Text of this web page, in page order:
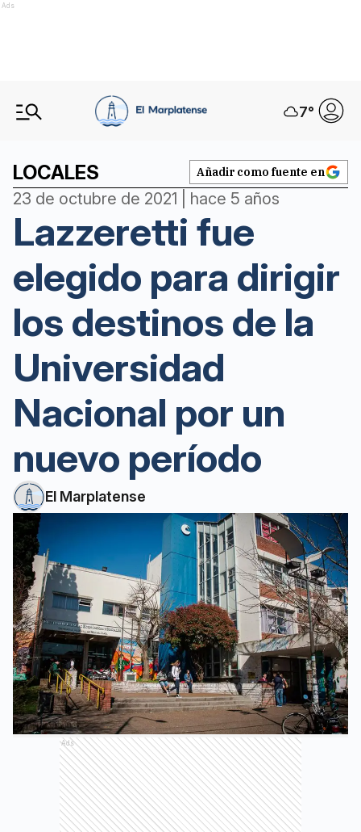
Ads
7°
LOCALES Añadir como fuente en
23 de octubre de 2021 | hace 5 años
Lazzeretti fue
elegido para dirigir
los destinos de la
Universidad
Nacional por un
nuevo período
El Marplatense
Ads